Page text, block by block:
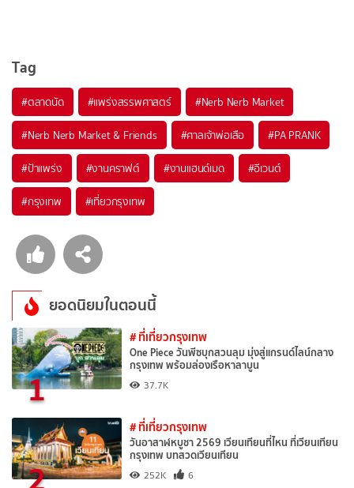
Tag
#ตลาดนัด #แพร่งสรรพศาสตร์ #Nerb Nerb Market
#Nerb Nerb Market & Friends #ศาลเจ้าพ่อเสือ #PA PRANK
#ป้าแพร่ง #งานคราฟต์ #งานแฮนด์เมด #อีเวนต์
#กรุงเทพ #เที่ยวกรุงเทพ
ยอดนิยมในตอนนี้
1
# ที่เที่ยวกรุงเทพ
One Piece วันพีซบุกสวนลุม มุ่งสู่แกรนด์ไลน์กลาง
กรุงเทพ พร้อมล่องเรือหาลาบูน
37.7K
# ที่เที่ยวกรุงเทพ
วันอาสาฬหบูชา 2569 เวียนเทียนที่ไหน ที่เวียนเทียน
กรุงเทพ บทสวดเวียนเทียน
252K 6